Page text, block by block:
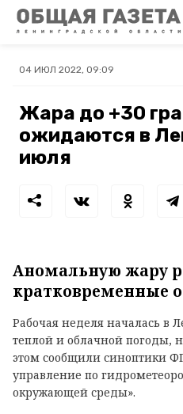
04 ИЮЛ 2022, 09:09
Жара до +30
ожидаются в
июля
Аномальную жару
кратковременные
Рабочая неделя началась в
теплой и облачной погоды,
этом сообщили синоптики
управление по
окружающей среды».